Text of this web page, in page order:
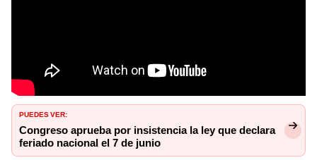
PUEDES VER:
Congreso aprueba por insistencia la ley que declara
feriado nacional el 7 de junio